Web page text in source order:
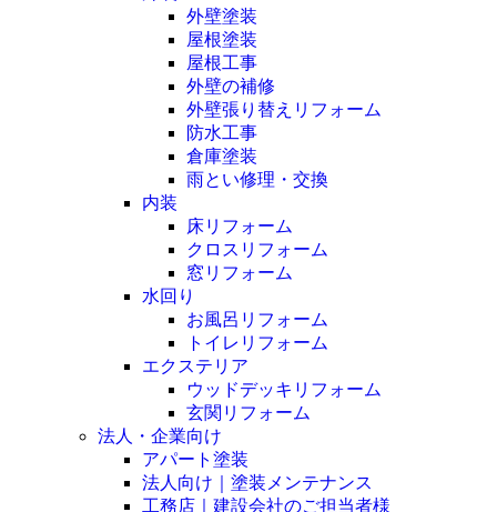
外壁塗装
屋根塗装
屋根工事
外壁の補修
外壁張り替えリフォーム
防水工事
倉庫塗装
雨とい修理・交換
内装
床リフォーム
クロスリフォーム
窓リフォーム
水回り
お風呂リフォーム
トイレリフォーム
エクステリア
ウッドデッキリフォーム
玄関リフォーム
法人・企業向け
アパート塗装
法人向け｜塗装メンテナンス
工務店｜建設会社のご担当者様